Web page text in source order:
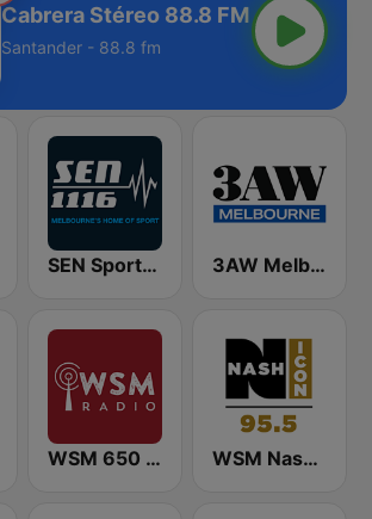
Cabrera Stéreo 88.8 FM
Santander - 88.8 fm
SEN Sports 1116 AM 3AW Melbourne
WSM 650 AM WSM Nash Icon 95.5 FM